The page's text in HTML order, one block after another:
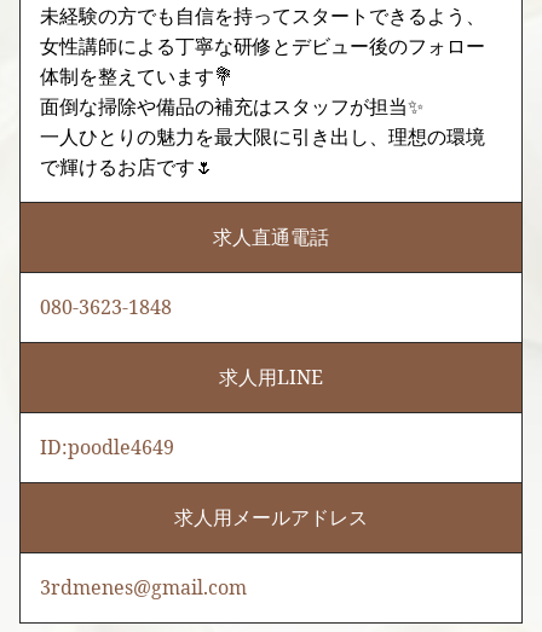
未経験の方でも自信を持ってスタートできるよう、
女性講師による丁寧な研修とデビュー後のフォロー
体制を整えています💐
面倒な掃除や備品の補充はスタッフが担当✨
一人ひとりの魅力を最大限に引き出し、理想の環境
で輝けるお店です🌷
求人直通電話
080-3623-1848
求人用LINE
ID:poodle4649
求人用メールアドレス
3rdmenes@gmail.com